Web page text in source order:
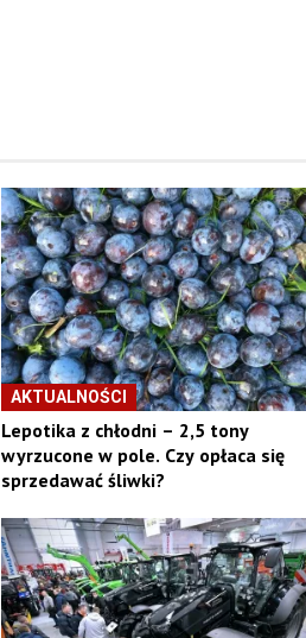
AKTUALNOŚCI
Lepotika z chłodni – 2,5 tony
wyrzucone w pole. Czy opłaca się
sprzedawać śliwki?